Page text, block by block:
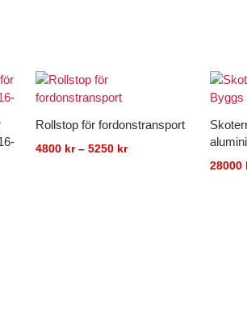
Rollstop för fordonstransport
4800 kr – 5250 kr
5250 kr
28000